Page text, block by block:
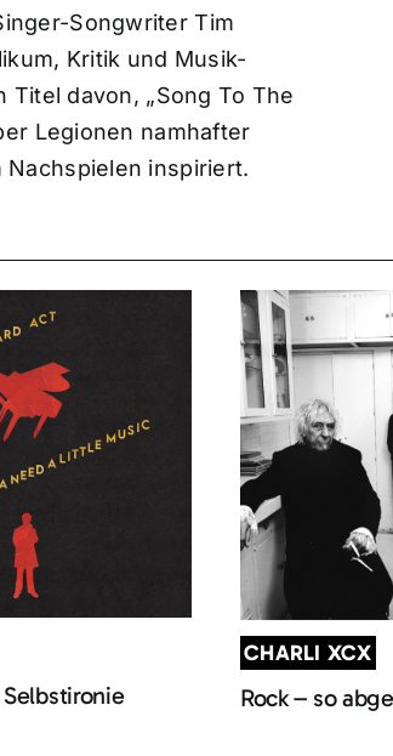
Songwriter Tim
Kritik und Musik-
Titel davon, „Song To The
Legionen namhafter
Nachspielen inspiriert.
CHARLI XCX
Rock – so